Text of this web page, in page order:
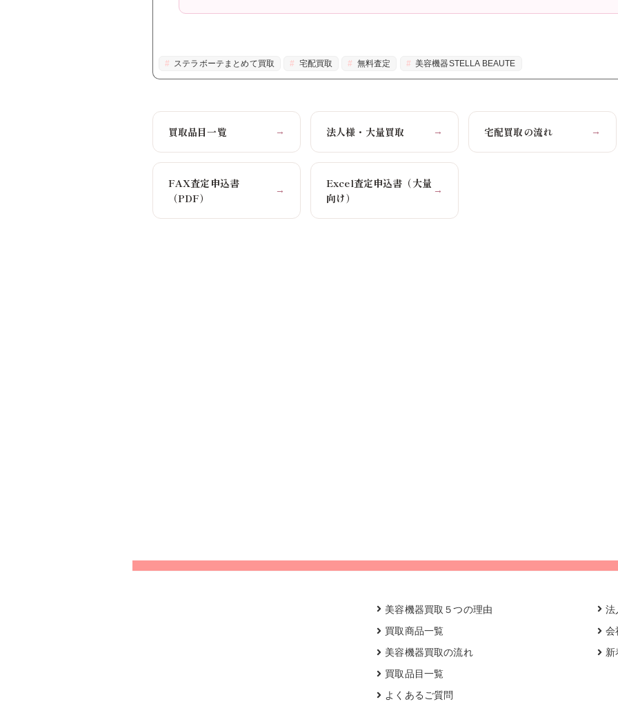
ステラボーテまとめて買取 宅配買取 無料査定 美容機器STELLA BEAUTE
買取品目一覧 → 法人様・大量買取 → 宅配買取の流れ →
FAX査定申込書
（PDF）
→
Excel査定申込書（大量
向け）
→
美容機器買取５つの理由
買取商品一覧
美容機器買取の流れ
買取品目一覧
よくあるご質問
法
会
新